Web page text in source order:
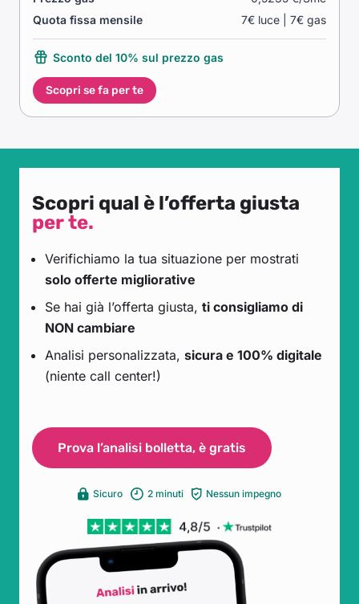
Quota fissa mensile
7€ luce | 7€ gas
Sconto del 10% sul prezzo gas
Scopri se fa per te
Scopri qual è l’offerta giusta
per te.
Verifichiamo la tua situazione per mostrati
solo offerte migliorative
Se hai già l’offerta giusta, ti consigliamo di
NON cambiare
Analisi personalizzata, sicura e 100% digitale
(niente call center!)
Prova l’analisi bolletta, è gratis
Sicuro 2 minuti Nessun impegno